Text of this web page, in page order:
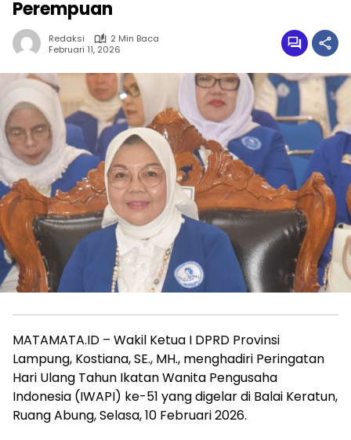
Perempuan
Redaksi
2 Min Baca
Februari 11, 2026
MATAMATA.ID – Wakil Ketua I DPRD Provinsi
Lampung, Kostiana, SE., MH., menghadiri Peringatan
Hari Ulang Tahun Ikatan Wanita Pengusaha
Indonesia (IWAPI) ke-51 yang digelar di Balai Keratun,
Ruang Abung, Selasa, 10 Februari 2026.